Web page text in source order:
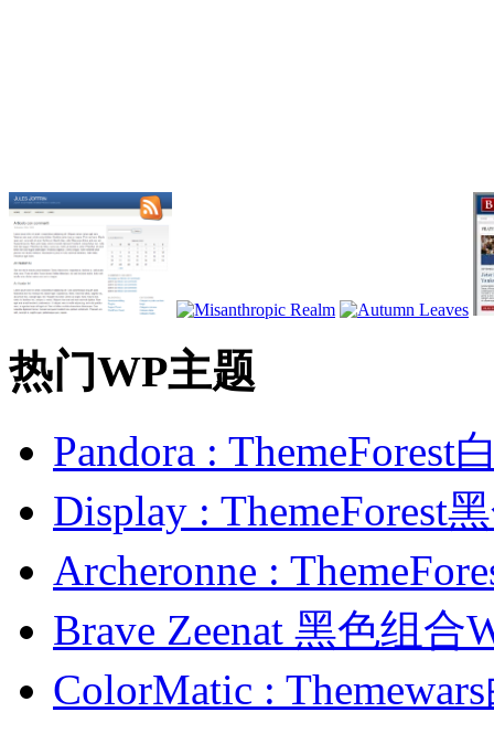
热门WP主题
Pandora : ThemeForest
Display : ThemeForest
Archeronne :
Brave Zeenat 黑色组合
ColorMatic :